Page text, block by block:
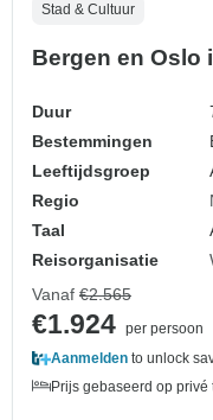
Stad & Cultuur
Bergen en Oslo
Duur
Bestemmingen
Leeftijdsgroep
Regio
Taal
Reisorganisatie
Vanaf €2.565
€1.924 per persoon
Aanmelden to unlock
Prijs gebaseerd op